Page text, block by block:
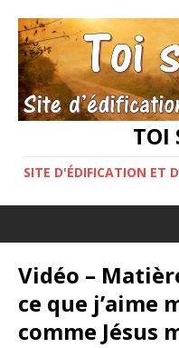
TOI
SITE D'ÉDIFICATION ET
Vidéo –
ce que j’aime
comme Jésus